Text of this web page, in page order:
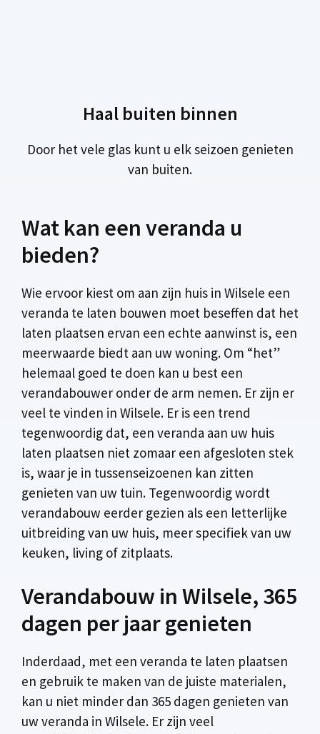
Haal buiten binnen
Door het vele glas kunt u elk seizoen genieten
van buiten.
Wat kan een veranda u
bieden?
Wie ervoor kiest om aan zijn huis in Wilsele een
veranda te laten bouwen moet beseffen dat het
laten plaatsen ervan een echte aanwinst is, een
meerwaarde biedt aan uw woning. Om “het”
helemaal goed te doen kan u best een
verandabouwer onder de arm nemen. Er zijn er
veel te vinden in Wilsele. Er is een trend
tegenwoordig dat, een veranda aan uw huis
laten plaatsen niet zomaar een afgesloten stek
is, waar je in tussenseizoenen kan zitten
genieten van uw tuin. Tegenwoordig wordt
verandabouw eerder gezien als een letterlijke
uitbreiding van uw huis, meer specifiek van uw
keuken, living of zitplaats.
Verandabouw in Wilsele, 365
dagen per jaar genieten
Inderdaad, met een veranda te laten plaatsen
en gebruik te maken van de juiste materialen,
kan u niet minder dan 365 dagen genieten van
uw veranda in Wilsele. Er zijn veel